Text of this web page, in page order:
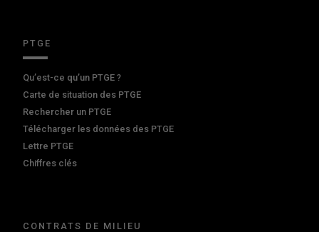
PTGE
Qu’est-ce qu’un PTGE ?
Carte de situation des PTGE
Rechercher un PTGE
Télécharger les données des PTGE
Lettre PTGE
Chiffres clés
CONTRATS DE MILIEU